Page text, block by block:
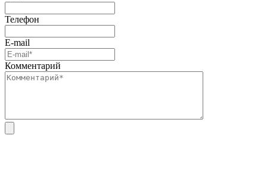
Телефон
E-mail
Комментарий